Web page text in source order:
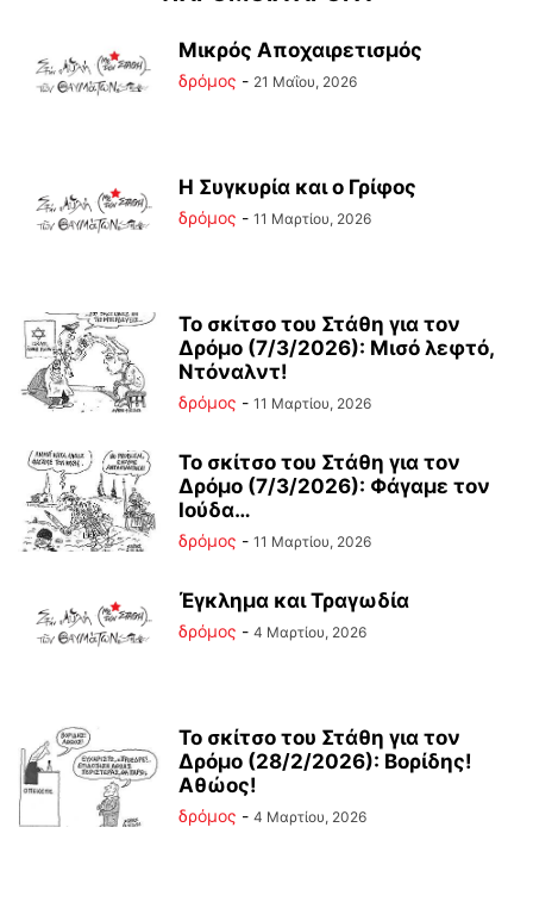
Μικρός Αποχαιρετισμός
δρόμος - 21 Μαΐου, 2026
Η Συγκυρία και ο Γρίφος
δρόμος - 11 Μαρτίου, 2026
Το σκίτσο του Στάθη για τον
Δρόμο (7/3/2026): Μισό λεφτό,
Ντόναλντ!
δρόμος - 11 Μαρτίου, 2026
Το σκίτσο του Στάθη για τον
Δρόμο (7/3/2026): Φάγαμε τον
Ιούδα…
δρόμος - 11 Μαρτίου, 2026
Έγκλημα και Τραγωδία
δρόμος - 4 Μαρτίου, 2026
Το σκίτσο του Στάθη για τον
Δρόμο (28/2/2026): Βορίδης!
Αθώος!
δρόμος - 4 Μαρτίου, 2026